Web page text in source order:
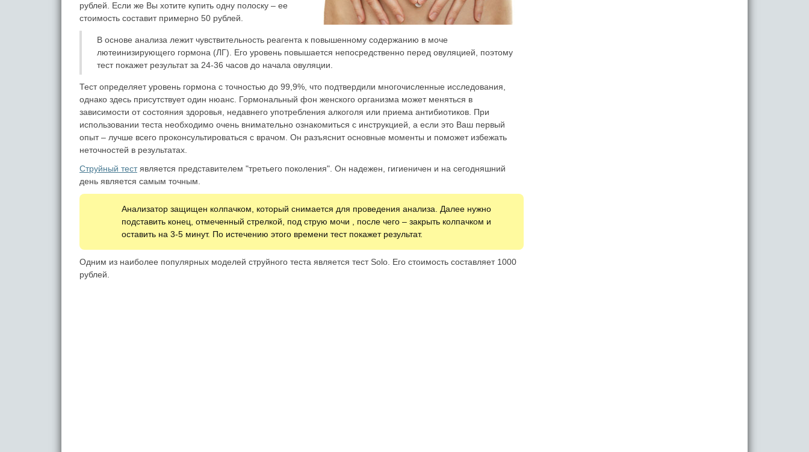
рублей. Если же Вы хотите купить одну полоску – ее
стоимость составит примерно 50 рублей.
В основе анализа лежит чувствительность реагента к повышенному содержанию в моче
лютеинизирующего гормона (ЛГ). Его уровень повышается непосредственно перед овуляцией, поэтому
тест покажет результат за 24-36 часов до начала овуляции.
Тест определяет уровень гормона с точностью до 99,9%, что подтвердили многочисленные исследования,
однако здесь присутствует один нюанс. Гормональный фон женского организма может меняться в
зависимости от состояния здоровья, недавнего употребления алкоголя или приема антибиотиков. При
использовании теста необходимо очень внимательно ознакомиться с инструкцией, а если это Ваш первый
опыт – лучше всего проконсультироваться с врачом. Он разъяснит основные моменты и поможет избежать
неточностей в результатах.
Струйный тестявляется представителем "третьего поколения". Он надежен, гигиеничен и на сегодняшний
день является самым точным.
Анализатор защищен колпачком, который снимается для проведения анализа. Далее нужно
подставить конец, отмеченный стрелкой, под струю мочи , после чего – закрыть колпачком и
оставить на 3-5 минут. По истечению этого времени тест покажет результат.
Одним из наиболее популярных моделей струйного теста является тест Solo. Его стоимость составляет 1000
рублей.